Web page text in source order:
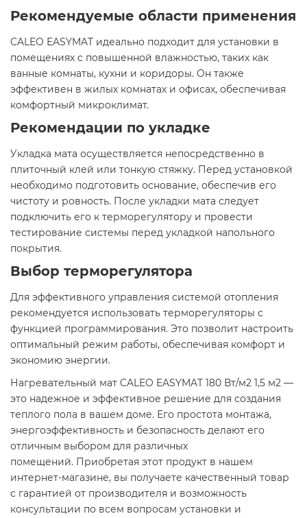
Рекомендуемые области применения
CALEO EASYMAT идеально подходит для установки в
помещениях с повышенной влажностью, таких как
ванные комнаты, кухни и коридоры. Он также
эффективен в жилых комнатах и офисах, обеспечивая
комфортный микроклимат.​
Рекомендации по укладке
Укладка мата осуществляется непосредственно в
плиточный клей или тонкую стяжку. Перед установкой
необходимо подготовить основание, обеспечив его
чистоту и ровность. После укладки мата следует
подключить его к терморегулятору и провести
тестирование системы перед укладкой напольного
покрытия.​
Выбор терморегулятора
Для эффективного управления системой отопления
рекомендуется использовать терморегуляторы с
функцией программирования. Это позволит настроить
оптимальный режим работы, обеспечивая комфорт и
экономию энергии.​
Нагревательный мат CALEO EASYMAT 180 Вт/м2 1,5 м2 —
это надежное и эффективное решение для создания
теплого пола в вашем доме. Его простота монтажа,
энергоэффективность и безопасность делают его
отличным выбором для различных
помещений. Приобретая этот продукт в нашем
интернет-магазине, вы получаете качественный товар
с гарантией от производителя и возможность
консультации по всем вопросам установки и